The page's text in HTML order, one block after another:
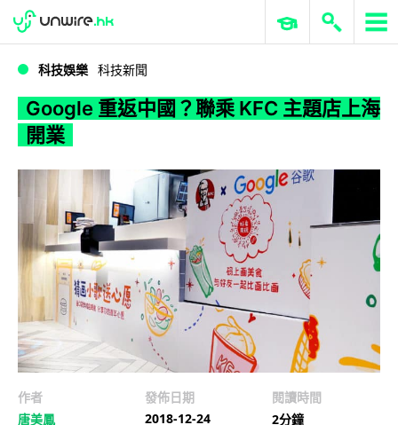
Google 重返中國？聯乘 KFC 主題店上海開業
WWDC 2026 ERP 與商業 AI
科技娛樂 科技新聞
Google 重返中國？聯乘 KFC 主題店上海
開業
作者
唐美鳳
發佈日期
2018-12-24
閱讀時間
2分鐘